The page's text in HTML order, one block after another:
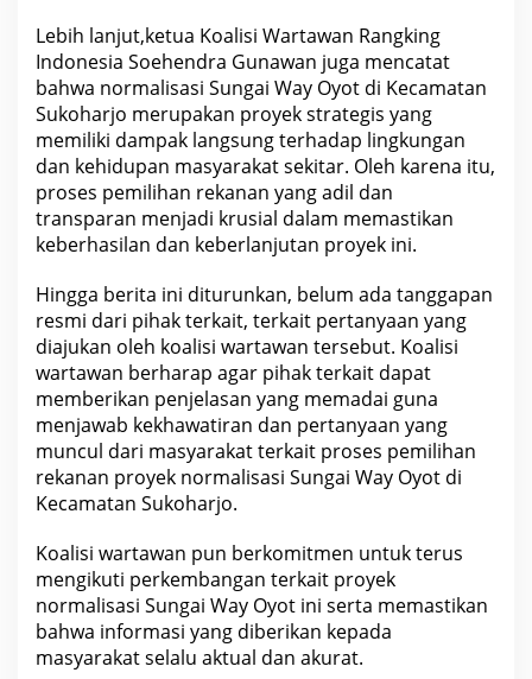
Lebih lanjut,ketua Koalisi Wartawan Rangking
Indonesia Soehendra Gunawan juga mencatat
bahwa normalisasi Sungai Way Oyot di Kecamatan
Sukoharjo merupakan proyek strategis yang
memiliki dampak langsung terhadap lingkungan
dan kehidupan masyarakat sekitar. Oleh karena itu,
proses pemilihan rekanan yang adil dan
transparan menjadi krusial dalam memastikan
keberhasilan dan keberlanjutan proyek ini.
Hingga berita ini diturunkan, belum ada tanggapan
resmi dari pihak terkait, terkait pertanyaan yang
diajukan oleh koalisi wartawan tersebut. Koalisi
wartawan berharap agar pihak terkait dapat
memberikan penjelasan yang memadai guna
menjawab kekhawatiran dan pertanyaan yang
muncul dari masyarakat terkait proses pemilihan
rekanan proyek normalisasi Sungai Way Oyot di
Kecamatan Sukoharjo.
Koalisi wartawan pun berkomitmen untuk terus
mengikuti perkembangan terkait proyek
normalisasi Sungai Way Oyot ini serta memastikan
bahwa informasi yang diberikan kepada
masyarakat selalu aktual dan akurat.